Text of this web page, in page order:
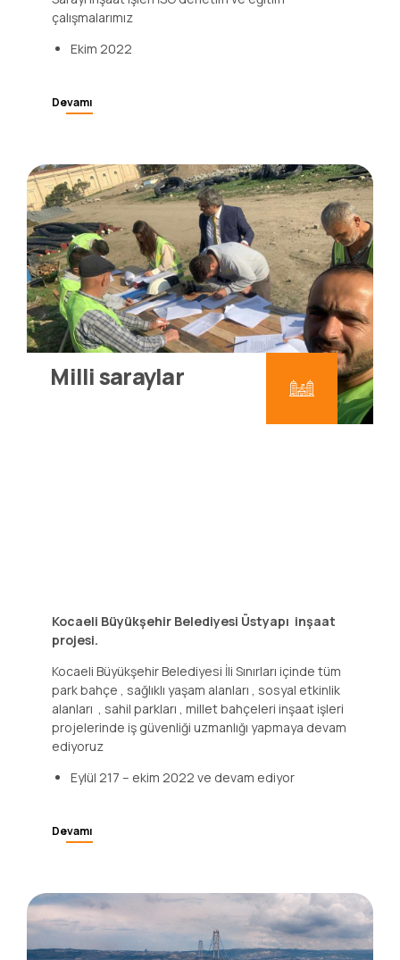
Sarayı inşaat işleri İSG denetim ve eğitim
çalışmalarımız
Milli saraylar
Kocaeli Büyükşehir Belediyesi Üstyapı inşaat
projesi.
Kocaeli Büyükşehir Belediyesi İli Sınırları içinde tüm
park bahçe , sağlıklı yaşam alanları , sosyal etkinlik
alanları , sahil parkları , millet bahçeleri inşaat işleri
projelerinde iş güvenliği uzmanlığı yapmaya devam
ediyoruz